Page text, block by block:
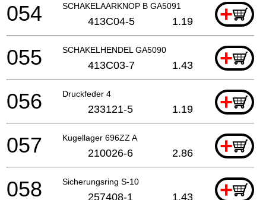
SCHAKELAARKNOP B GA5091 +
054 413C04-5 1.19
SCHAKELHENDEL GA5090 +
055 413C03-7 1.43
Druckfeder 4 +
056 233121-5 1.19
Kugellager 696ZZ A +
057 210026-6 2.86
Sicherungsring S-10 +
058 257408-1 1.43